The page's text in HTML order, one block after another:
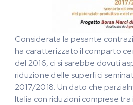
Considerata la pesante
ha caratterizzato il comparto
del 2016, ci si sarebbe dovuti
riduzione delle superfici
2017/2018. Un dato che
Italia con riduzioni comprese tra